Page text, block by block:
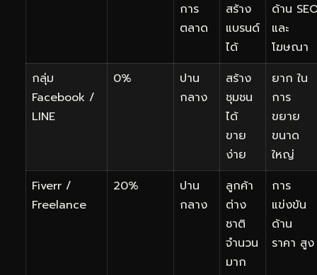
การ
ตลาด
สร้าง
แบรนด์
ได้
ด้าน
และ
โฆษณา
กลุ่ม
Facebook /
LINE
0%
ปาน
กลาง
สร้าง
ชุมชน
ได้
ขาย
ง่าย
ยาก ใน
การ
ขยาย
ขนาด
ใหญ่
Fiverr /
Freelance
20%
ปาน
กลาง
ลูกค้า
ต่าง
ชาติ
จำนวน
มาก
การ
แข่งขัน
ด้าน
ราคา สูง